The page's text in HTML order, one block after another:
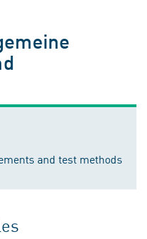
and test methods